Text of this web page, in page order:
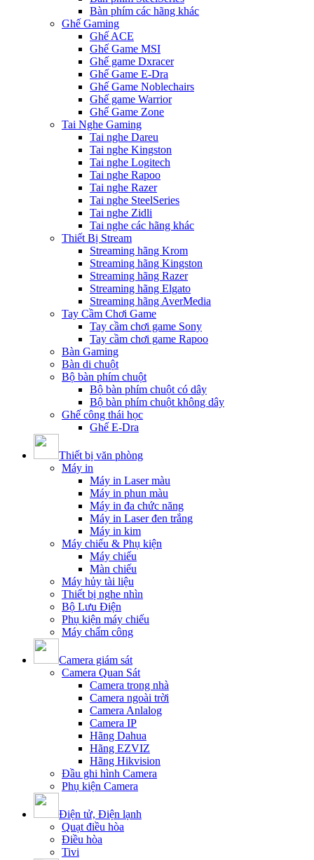
Bàn phím các hãng khác
Ghế Gaming
Ghế ACE
Ghế Game MSI
Ghế game Dxracer
Ghế Game E-Dra
Ghế Game Noblechairs
Ghế game Warrior
Ghế Game Zone
Tai Nghe Gaming
Tai nghe Dareu
Tai nghe Kingston
Tai nghe Logitech
Tai nghe Rapoo
Tai nghe Razer
Tai nghe SteelSeries
Tai nghe Zidli
Tai nghe các hãng khác
Thiết Bị Stream
Streaming hãng Krom
Streaming hãng Kingston
Streaming hãng Razer
Streaming hãng Elgato
Streaming hãng AverMedia
Tay Cầm Chơi Game
Tay cầm chơi game Sony
Tay cầm chơi game Rapoo
Bàn Gaming
Bàn di chuột
Bộ bàn phím chuột
Bộ bàn phím chuột có dây
Bộ bàn phím chuột không dây
Ghế công thái học
Ghế E-Dra
Thiết bị văn phòng
Máy in
Máy in Laser màu
Máy in phun màu
Máy in đa chức năng
Máy in Laser đen trắng
Máy in kim
Máy chiếu & Phụ kiện
Máy chiếu
Màn chiếu
Máy hủy tài liệu
Thiết bị nghe nhìn
Bộ Lưu Điện
Phụ kiện máy chiếu
Máy chấm công
Camera giám sát
Camera Quan Sát
Camera trong nhà
Camera ngoài trời
Camera Anlalog
Camera IP
Hãng Dahua
Hãng EZVIZ
Hãng Hikvision
Đầu ghi hình Camera
Phụ kiện Camera
Điện tử, Điện lạnh
Quạt điều hòa
Điều hòa
Tivi